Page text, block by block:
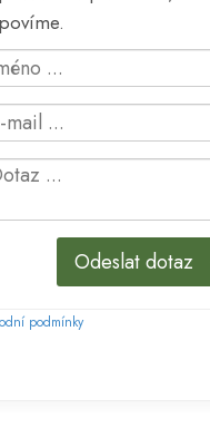
Odeslat dotaz
podmínky